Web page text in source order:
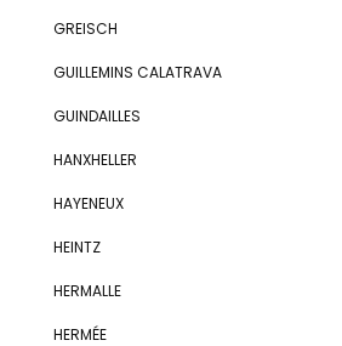
GREISCH
GUILLEMINS CALATRAVA
GUINDAILLES
HANXHELLER
HAYENEUX
HEINTZ
HERMALLE
HERMÉE